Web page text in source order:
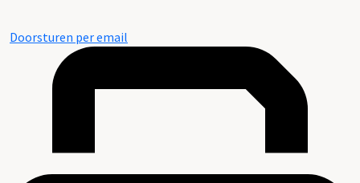
Doorsturen per email